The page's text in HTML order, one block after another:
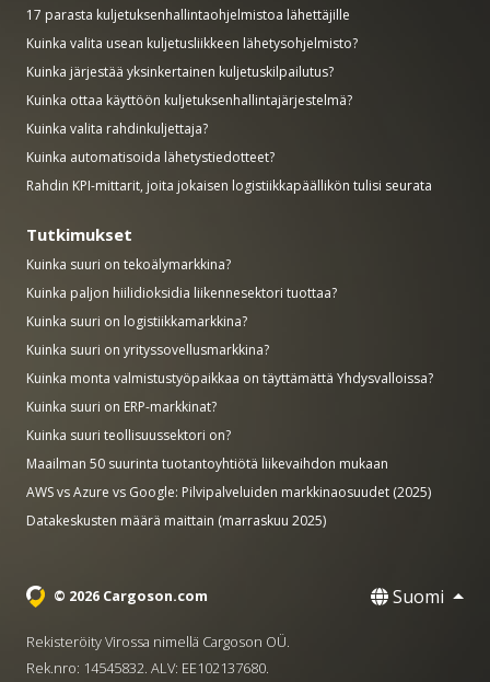
17 parasta kuljetuksenhallintaohjelmistoa lähettäjille
Kuinka valita usean kuljetusliikkeen lähetysohjelmisto?
Kuinka järjestää yksinkertainen kuljetuskilpailutus?
Kuinka ottaa käyttöön kuljetuksenhallintajärjestelmä?
Kuinka valita rahdinkuljettaja?
Kuinka automatisoida lähetystiedotteet?
Rahdin KPI-mittarit, joita jokaisen logistiikkapäällikön tulisi seurata
Tutkimukset
Kuinka suuri on tekoälymarkkina?
Kuinka paljon hiilidioksidia liikennesektori tuottaa?
Kuinka suuri on logistiikkamarkkina?
Kuinka suuri on yrityssovellusmarkkina?
Kuinka monta valmistustyöpaikkaa on täyttämättä Yhdysvalloissa?
Kuinka suuri on ERP-markkinat?
Kuinka suuri teollisuussektori on?
Maailman 50 suurinta tuotantoyhtiötä liikevaihdon mukaan
AWS vs Azure vs Google: Pilvipalveluiden markkinaosuudet (2025)
Datakeskusten määrä maittain (marraskuu 2025)
© 2026 Cargoson.com Suomi
Rekisteröity Virossa nimellä Cargoson OÜ.
Rek.nro: 14545832. ALV: EE102137680.